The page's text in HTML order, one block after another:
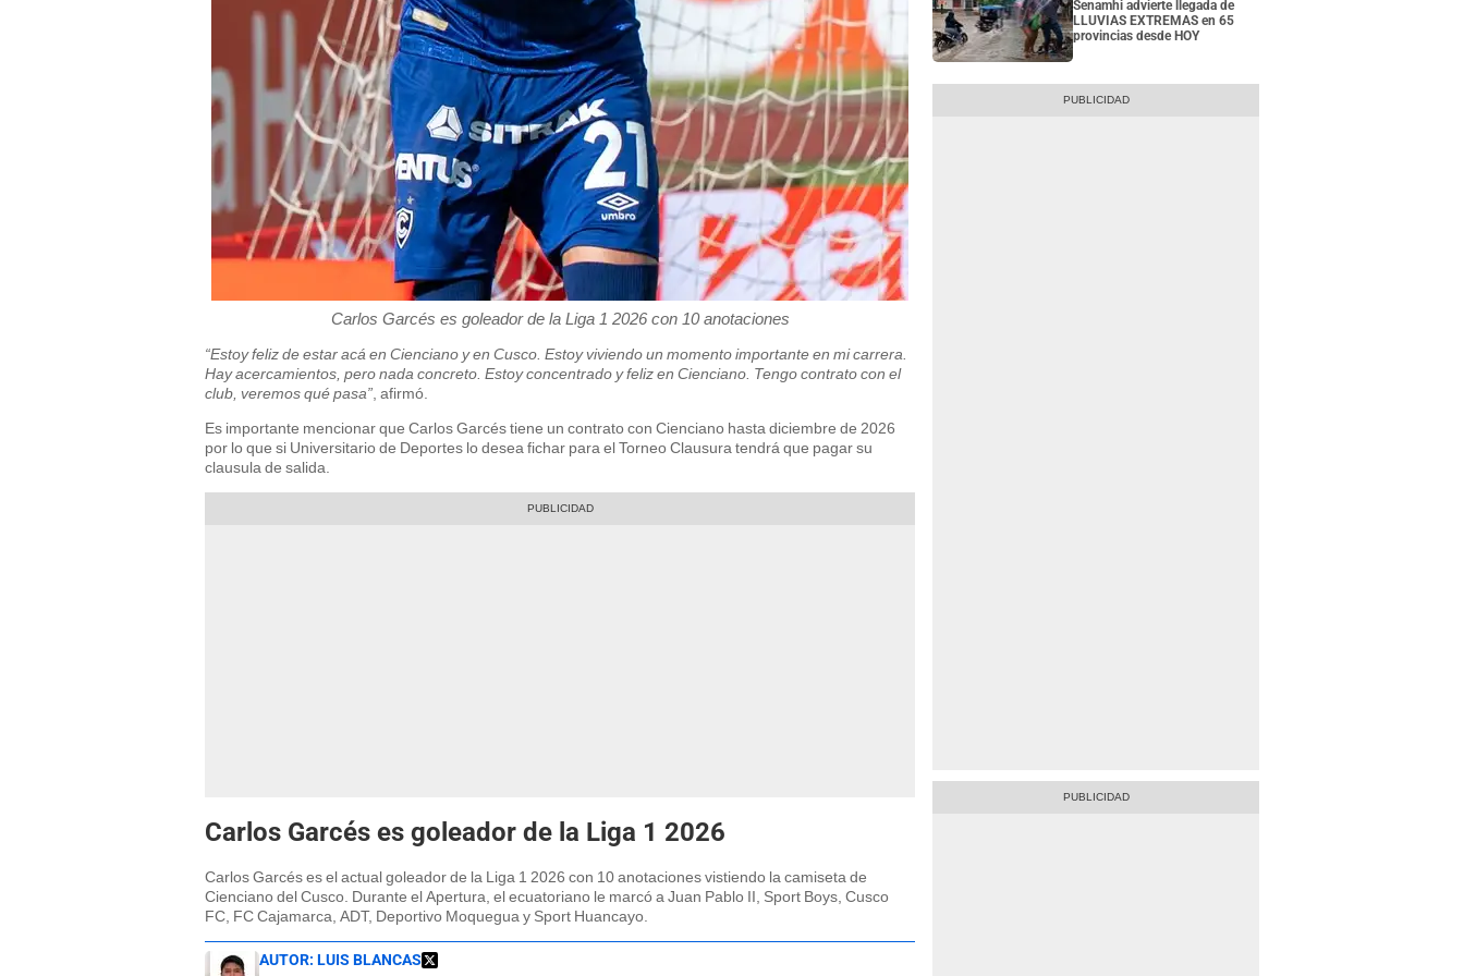
Carlos Garcés es goleador de la Liga 1 2026 con 10 anotaciones
“Estoy feliz de estar acá en Cienciano y en Cusco. Estoy viviendo un momento importante en mi carrera.
Hay acercamientos, pero nada concreto. Estoy concentrado y feliz en Cienciano. Tengo contrato con el
club, veremos qué pasa”, afirmó.
Es importante mencionar que Carlos Garcés tiene un contrato con Cienciano hasta diciembre de 2026
por lo que si Universitario de Deportes lo desea fichar para el Torneo Clausura tendrá que pagar su
clausula de salida.
Carlos Garcés es goleador de la Liga 1 2026
Carlos Garcés es el actual goleador de la Liga 1 2026 con 10 anotaciones vistiendo la camiseta de
Cienciano del Cusco. Durante el Apertura, el ecuatoriano le marcó a Juan Pablo II, Sport Boys, Cusco
FC, FC Cajamarca, ADT, Deportivo Moquegua y Sport Huancayo.
AUTOR: LUIS BLANCAS
Senamhi advierte llegada de
LLUVIAS EXTREMAS en 65
provincias desde HOY